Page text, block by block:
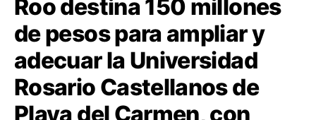
Roo destina 150 millones
de pesos para ampliar y
adecuar la Universidad
Rosario Castellanos de
Playa del Carmen, con